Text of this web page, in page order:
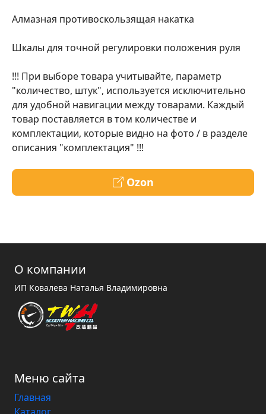
Алмазная противоскользящая накатка
Шкалы для точной регулировки положения руля
!!! При выборе товара учитывайте, параметр
"количество, штук", используется исключительно
для удобной навигации между товарами. Каждый
товар поставляется в том количестве и
комплектации, которые видно на фото / в разделе
описания "комплектация" !!!
Ozon
О компании
ИП Ковалева Наталья Владимировна
Меню сайта
Главная